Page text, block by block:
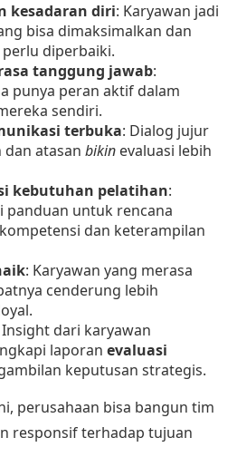
kesadaran diri: Karyawan jadi
bisa dimaksimalkan dan
diperbaiki.
tanggung jawab:
punya peran aktif dalam
sendiri.
terbuka: Dialog jujur
atasan bikin evaluasi lebih
kebutuhan pelatihan:
panduan untuk rencana
dan keterampilan
: Karyawan yang merasa
cenderung lebih
Insight dari karyawan
laporan evaluasi
keputusan strategis.
perusahaan bisa bangun tim
responsif terhadap tujuan